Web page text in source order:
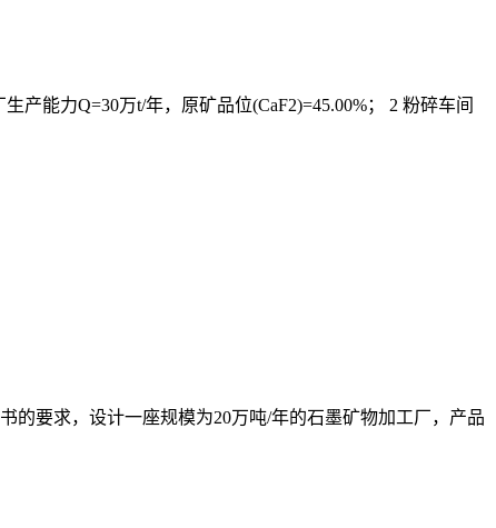
产能力Q=30万t/年，原矿品位(CaF2)=45.00%； 2 粉碎车间
的要求，设计一座规模为20万吨/年的石墨矿物加工厂，产品